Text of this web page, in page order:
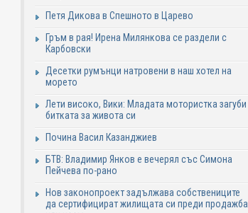
Петя Дикова в Спешното в Царево
Гръм в рая! Ирена Милянкова се раздели с
Карбовски
Десетки румънци натровени в наш хотел на
морето
Лети високо, Вики: Младата мотористка загуби
битката за живота си
Почина Васил Казанджиев
БТВ: Владимир Янков е вечерял със Симона
Пейчева по-рано
Нов законопроект задължава собствениците
да сертифицират жилищата си преди продажба